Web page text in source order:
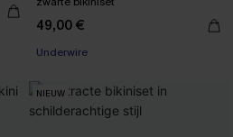
49,00 €
Underwire
NIEUW